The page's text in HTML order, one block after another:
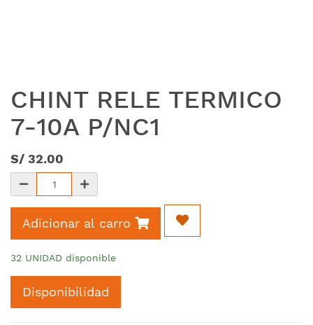
CHINT RELE TERMICO
7-10A P/NC1
S/ 32.00
Adicionar al carro
32 UNIDAD disponible
Disponibilidad